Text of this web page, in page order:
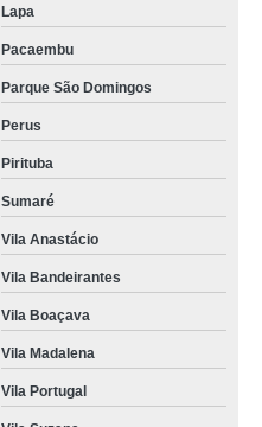
Lapa
Pacaembu
Parque São Domingos
Perus
Pirituba
Sumaré
Vila Anastácio
Vila Bandeirantes
Vila Boaçava
Vila Madalena
Vila Portugal